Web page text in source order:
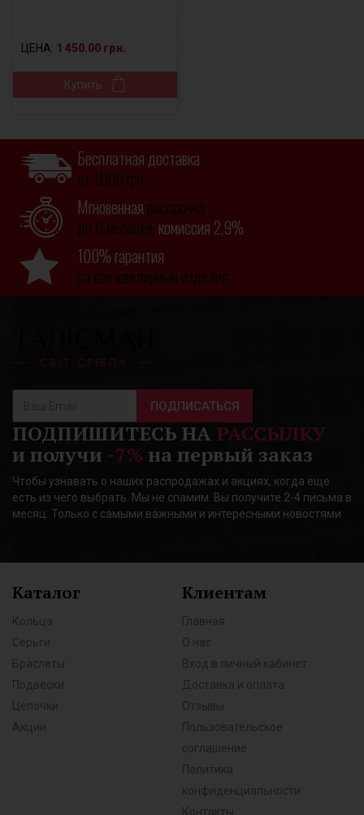
ЦЕНА: 1 450.00 грн.
Купить
Бесплатная доставка
от 1000 грн.
Мгновенная рассрочка
до 6 месяцев, комиссия 2,9%
100% гарантия
на все ювелирные изделия
ПОДПИСАТЬСЯ
ПОДПИШИТЕСЬ НА РАССЫЛКУ
и получи -7% на первый заказ
Чтобы узнавать о наших распродажах и акциях, когда еще
есть из чего выбрать. Мы не спамим. Вы получите 2-4 письма в
месяц. Только с самыми важными и интересными новостями
Каталог
Кольца
Серьги
Браслеты
Подвески
Цепочки
Акции
Клиентам
Главная
О нас
Вход в личный кабинет
Доставка и оплата
Отзывы
Пользовательское
соглашение
Политика
конфиденциальности
Контакты